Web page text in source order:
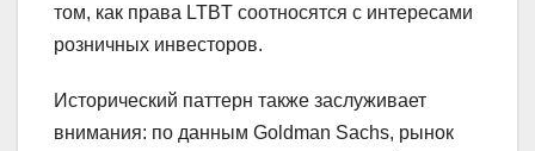
том, как права LTBT соотносятся с интересами
розничных инвесторов.
Исторический паттерн также заслуживает
внимания: по данным Goldman Sachs, рынок